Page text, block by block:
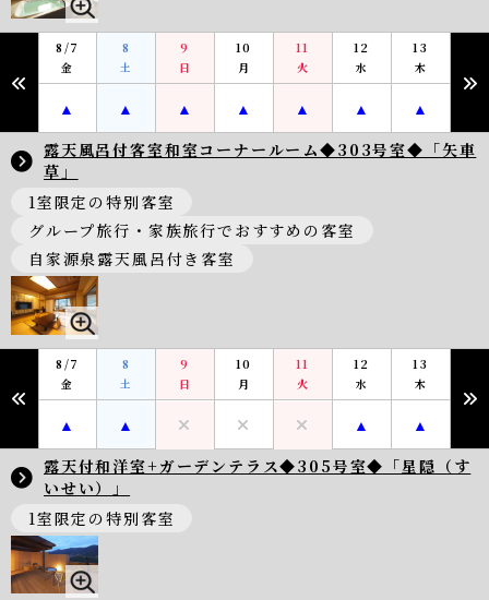
8/7
金
8
土
9
日
10
月
11
火
12
水
13
木
露天風呂付客室和室コーナールーム◆303号室◆「矢車
草」
1室限定の特別客室
グループ旅行・家族旅行でおすすめの客室
自家源泉露天風呂付き客室
8/7
金
8
土
9
日
10
月
11
火
12
水
13
木
露天付和洋室+ガーデンテラス◆305号室◆「星隠（す
いせい）」
1室限定の特別客室